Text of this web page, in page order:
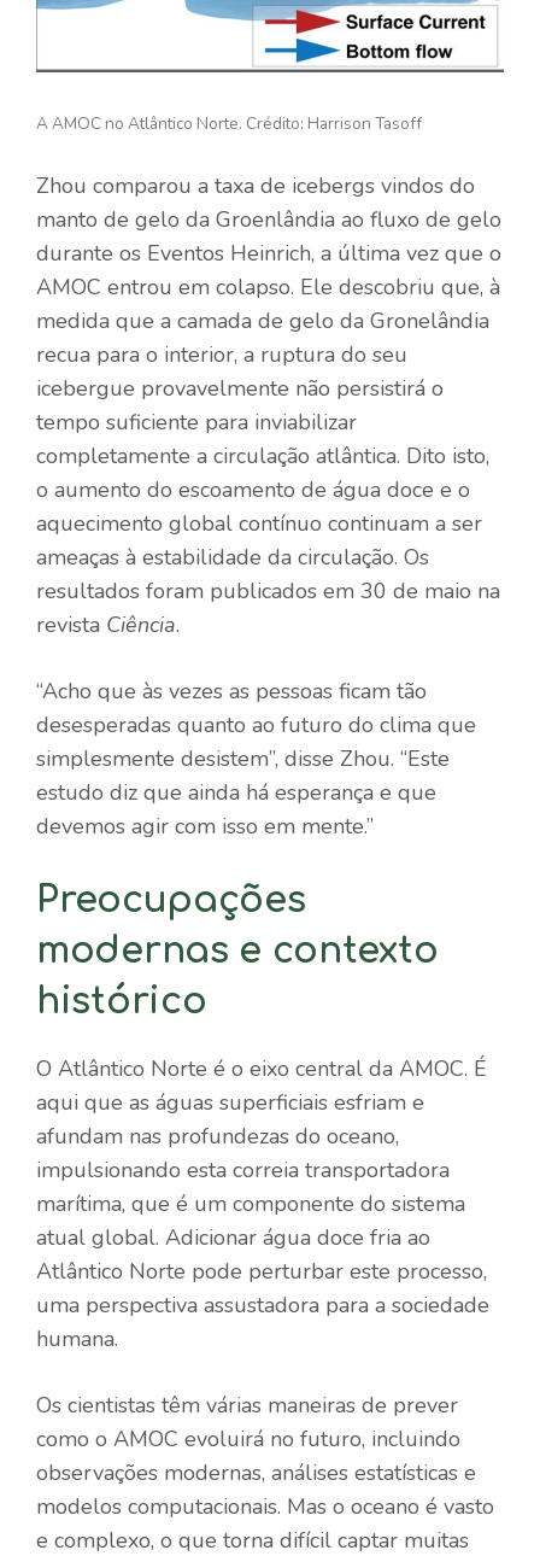
A AMOC no Atlântico Norte. Crédito: Harrison Tasoff
Zhou comparou a taxa de icebergs vindos do
manto de gelo da Groenlândia ao fluxo de gelo
durante os Eventos Heinrich, a última vez que o
AMOC entrou em colapso. Ele descobriu que, à
medida que a camada de gelo da Gronelândia
recua para o interior, a ruptura do seu
icebergue provavelmente não persistirá o
tempo suficiente para inviabilizar
completamente a circulação atlântica. Dito isto,
o aumento do escoamento de água doce e o
aquecimento global contínuo continuam a ser
ameaças à estabilidade da circulação. Os
resultados foram publicados em 30 de maio na
revista Ciência.
“Acho que às vezes as pessoas ficam tão
desesperadas quanto ao futuro do clima que
simplesmente desistem”, disse Zhou. “Este
estudo diz que ainda há esperança e que
devemos agir com isso em mente.”
Preocupações
modernas e contexto
histórico
O Atlântico Norte é o eixo central da AMOC. É
aqui que as águas superficiais esfriam e
afundam nas profundezas do oceano,
impulsionando esta correia transportadora
marítima, que é um componente do sistema
atual global. Adicionar água doce fria ao
Atlântico Norte pode perturbar este processo,
uma perspectiva assustadora para a sociedade
humana.
Os cientistas têm várias maneiras de prever
como o AMOC evoluirá no futuro, incluindo
observações modernas, análises estatísticas e
modelos computacionais. Mas o oceano é vasto
e complexo, o que torna difícil captar muitas